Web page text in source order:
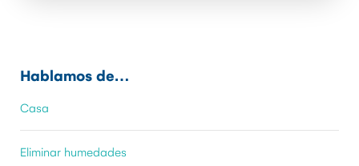
Hablamos de…
Casa
Eliminar humedades